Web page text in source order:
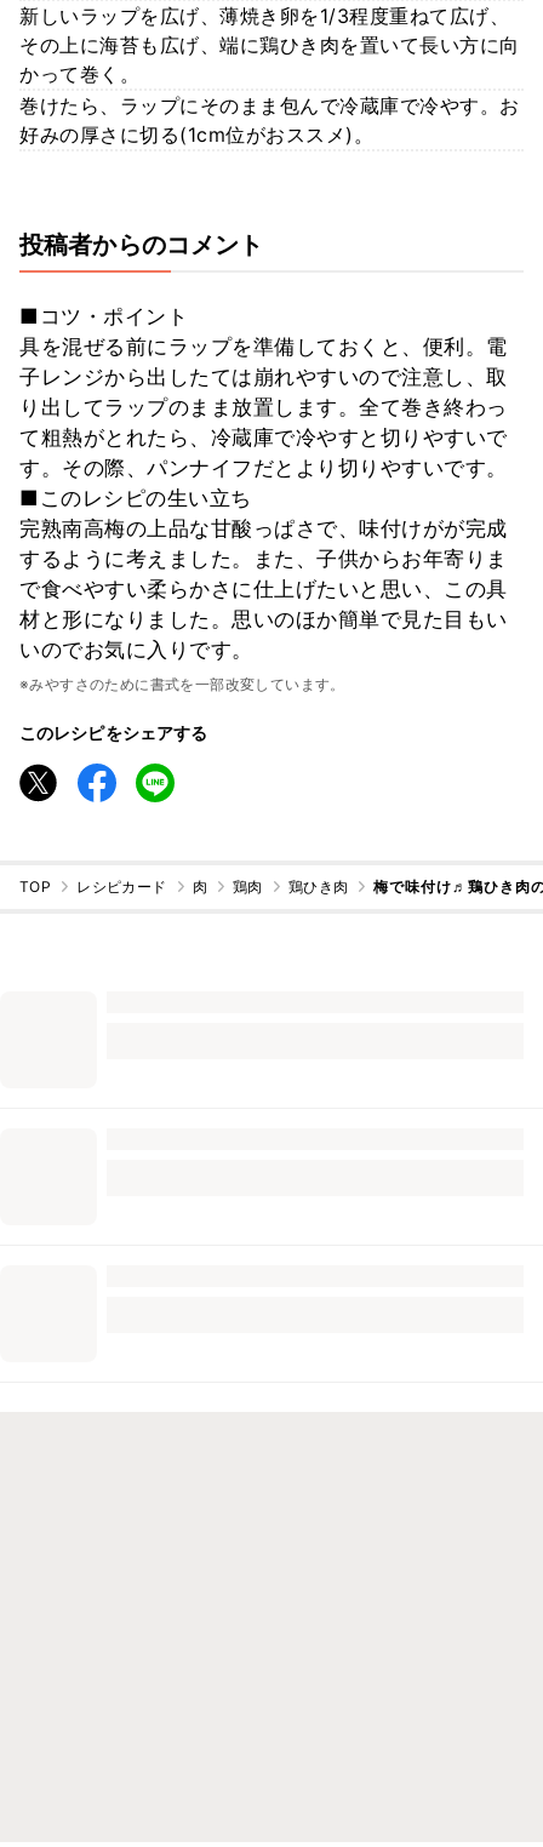
新しいラップを広げ、薄焼き卵を1/3程度重ねて広げ、
その上に海苔も広げ、端に鶏ひき肉を置いて長い方に向
かって巻く。
巻けたら、ラップにそのまま包んで冷蔵庫で冷やす。お
好みの厚さに切る(1cm位がおススメ)。
投稿者からのコメント
■コツ・ポイント
具を混ぜる前にラップを準備しておくと、便利。電
子レンジから出したては崩れやすいので注意し、取
り出してラップのまま放置します。全て巻き終わっ
て粗熱がとれたら、冷蔵庫で冷やすと切りやすいで
す。その際、パンナイフだとより切りやすいです。
■このレシピの生い立ち
完熟南高梅の上品な甘酸っぱさで、味付けがが完成
するように考えました。また、子供からお年寄りま
で食べやすい柔らかさに仕上げたいと思い、この具
材と形になりました。思いのほか簡単で見た目もい
いのでお気に入りです。
※みやすさのために書式を一部改変しています。
このレシピをシェアする
TOP レシピカード 肉 鶏肉 鶏ひき肉 梅で味付け♬鶏ひき肉